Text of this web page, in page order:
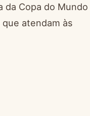
da Copa do Mundo
atendam às